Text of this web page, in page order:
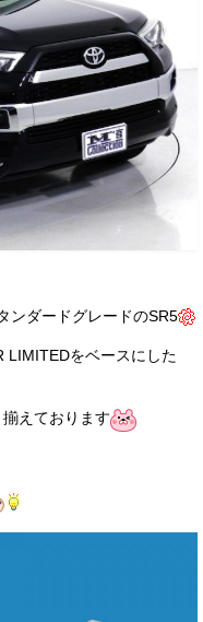
ンダードグレードのSR5
LIMITEDをベースにした
えております